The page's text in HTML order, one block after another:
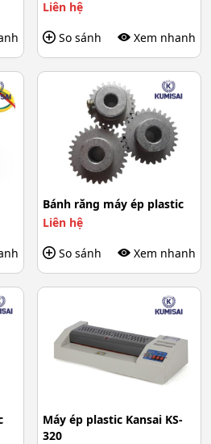
Liên hệ
So sánh
Xem nhanh
Bánh răng máy ép plastic
Liên hệ
So sánh
Xem nhanh
Máy ép plastic Kansai KS-
320